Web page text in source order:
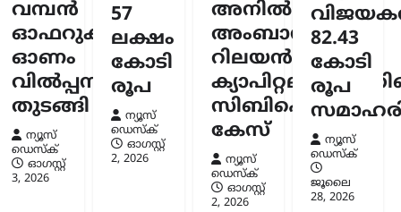
വമ്പൻ
ഓഫറുകളുമായി
ഓണം
വിൽപ്പന
തുടങ്ങി
ന്യൂസ്
ഡെസ്ക്
ഓഗസ്റ്റ്‌
3, 2026
57
ലക്ഷം
കോടി
രൂപ
ന്യൂസ്
ഡെസ്ക്
ഓഗസ്റ്റ്‌
2, 2026
അനിൽ
അംബാനിക്കും
റിലയൻസ്
സിബിഐ
കേസ്
ന്യൂസ്
ഡെസ്ക്
ഓഗസ്റ്റ്‌
2, 2026
82.43
കോടി
രൂപ
ന്യൂസ്
ഡെസ്ക്
ജൂലൈ
28, 2026